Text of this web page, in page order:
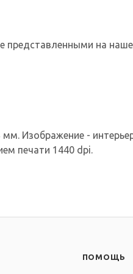
на
Изображение -
печати 1440 dpi.
ПОМОЩЬ